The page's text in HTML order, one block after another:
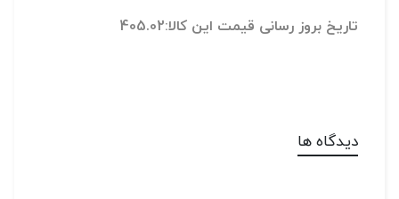
تاریخ بروز رسانی قیمت این کالا:405.02
دیدگاه ها